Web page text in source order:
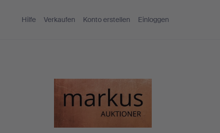
Hilfe Verkaufen Konto erstellen Einloggen